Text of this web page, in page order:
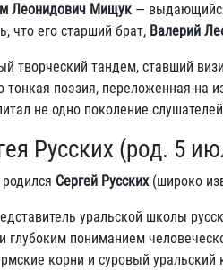
Леонидович Мищук — выдающийся
что его старший брат, Валерий
творческий тандем, ставший
поэзия, переложенная на
не одно поколение
Русских (род. 5
Сергей Русских(широко
уральской школы
пониманием
корни и суровый